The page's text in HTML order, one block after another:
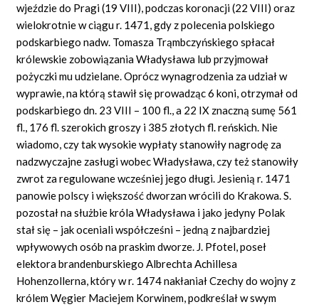
wjeździe do Pragi (19 VIII), podczas koronacji (22 VIII) oraz
wielokrotnie w ciągu r. 1471, gdy z polecenia polskiego
podskarbiego nadw. Tomasza Trąmbczyńskiego spłacał
królewskie zobowiązania Władysława lub przyjmował
pożyczki mu udzielane. Oprócz wynagrodzenia za udział w
wyprawie, na którą stawił się prowadząc 6 koni, otrzymał od
podskarbiego dn. 23 VIII – 100 fl., a 22 IX znaczną sumę 561
fl., 176 fl. szerokich groszy i 385 złotych fl. reńskich. Nie
wiadomo, czy tak wysokie wypłaty stanowiły nagrodę za
nadzwyczajne zasługi wobec Władysława, czy też stanowiły
zwrot za regulowane wcześniej jego długi. Jesienią r. 1471
panowie polscy i większość dworzan wrócili do Krakowa. S.
pozostał na służbie króla Władysława i jako jedyny Polak
stał się – jak oceniali współcześni – jedną z najbardziej
wpływowych osób na praskim dworze. J. Pfotel, poseł
elektora brandenburskiego Albrechta Achillesa
Hohenzollerna, który w r. 1474 nakłaniał Czechy do wojny z
królem Węgier Maciejem Korwinem, podkreślał w swym